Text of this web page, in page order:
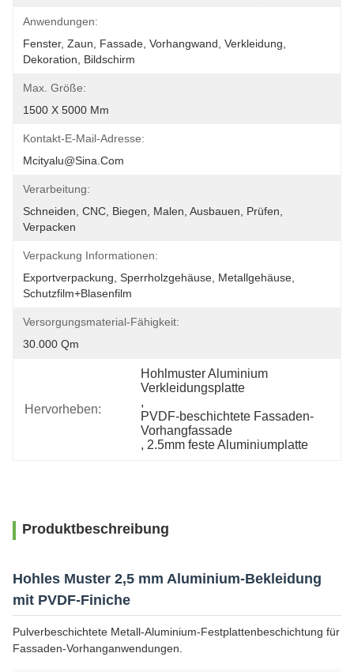
Anwendungen:
Fenster, Zaun, Fassade, Vorhangwand, Verkleidung,
Dekoration, Bildschirm
Max. Größe:
1500 X 5000 Mm
Kontakt-E-Mail-Adresse:
Mcityalu@sina.com
Verarbeitung:
Schneiden, CNC, Biegen, Malen, Ausbauen, Prüfen,
Verpacken
Verpackung Informationen:
Exportverpackung, Sperrholzgehäuse, Metallgehäuse,
Schutzfilm+Blasenfilm
Versorgungsmaterial-Fähigkeit:
30.000 Qm
Hervorheben:
Hohlmuster Aluminium
Verkleidungsplatte
,
PVDF-beschichtete Fassaden-
Vorhangfassade
, 2.5mm feste Aluminiumplatte
Produktbeschreibung
Hohles Muster 2,5 mm Aluminium-Bekleidung
mit PVDF-Finiche
Pulverbeschichtete Metall-Aluminium-Festplattenbeschichtung für
Fassaden-Vorhanganwendungen.